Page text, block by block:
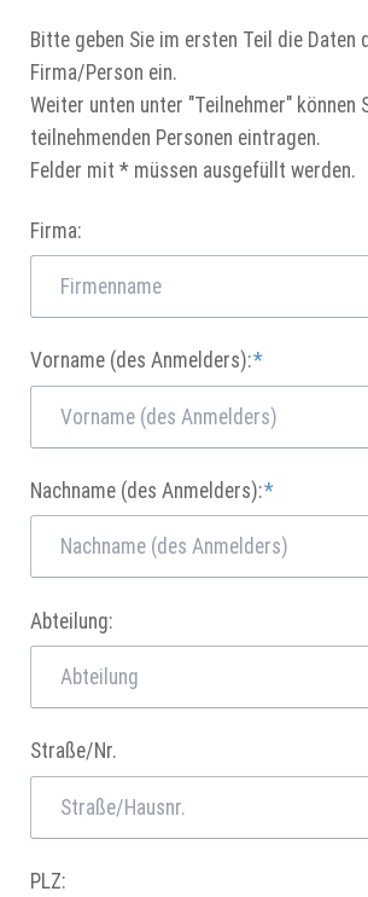
Bitte geben Sie im ersten Teil die Daten
Firma/Person ein.
Weiter unten unter "Teilnehmer" können
teilnehmenden Personen eintragen.
Felder mit * müssen ausgefüllt werden.
Firma:
Pflichtfeld
Vorname (des Anmelders):*
Pflichtfeld
Nachname (des Anmelders):*
Abteilung:
Straße/Nr.
PLZ: